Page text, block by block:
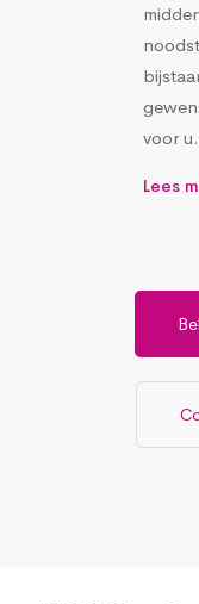
voor u.
Lees